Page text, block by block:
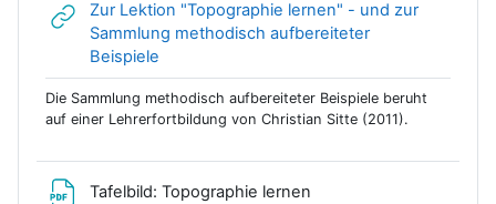
Zur Lektion "Topographie lernen" - und zur
Sammlung methodisch aufbereiteter
Beispiele
Die Sammlung methodisch aufbereiteter Beispiele beruht
auf einer Lehrerfortbildung von Christian Sitte (2011).
Tafelbild: Topographie lernen